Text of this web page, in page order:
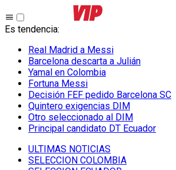
Es tendencia:
Real Madrid a Messi
Barcelona descarta a Julián
Yamal en Colombia
Fortuna Messi
Decisión FEF pedido Barcelona SC
Quintero exigencias DIM
Otro seleccionado al DIM
Principal candidato DT Ecuador
ULTIMAS NOTICIAS
SELECCION COLOMBIA